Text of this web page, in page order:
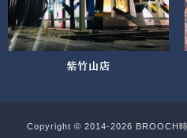
紫竹山店
Copyright © 2014-2026 BROOCH